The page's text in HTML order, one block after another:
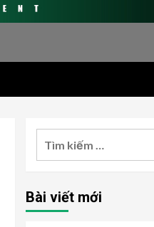
Bài viết mới